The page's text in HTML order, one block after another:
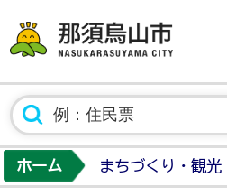
ホーム まちづくり・観光